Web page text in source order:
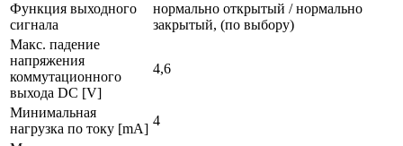
Функция выходного
сигнала
нормально открытый / нормально
закрытый, (по выбору)
Макс. падение
напряжения
коммутационного
выхода DC [V]
4,6
Минимальная
нагрузка по току [mA]
4